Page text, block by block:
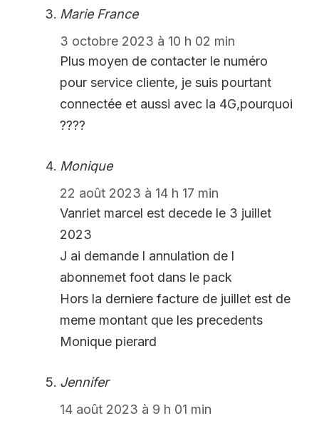
Marie France
3 octobre 2023 à 10 h 02 min
Plus moyen de contacter le numéro
pour service cliente, je suis pourtant
connectée et aussi avec la 4G,pourquoi
????
Monique
22 août 2023 à 14 h 17 min
Vanriet marcel est decede le 3 juillet
2023
J ai demande l annulation de l
abonnemet foot dans le pack
Hors la derniere facture de juillet est de
meme montant que les precedents
Monique pierard
Jennifer
14 août 2023 à 9 h 01 min